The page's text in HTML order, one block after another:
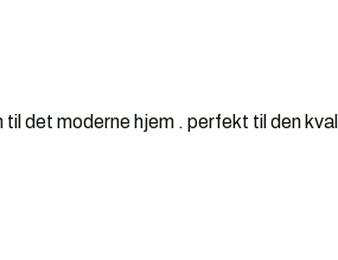
det moderne hjem . perfekt til den